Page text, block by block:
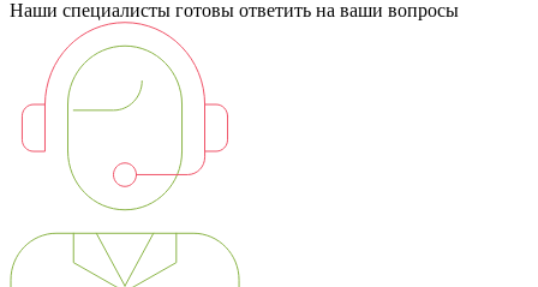
Наши специалисты готовы ответить на ваши вопросы